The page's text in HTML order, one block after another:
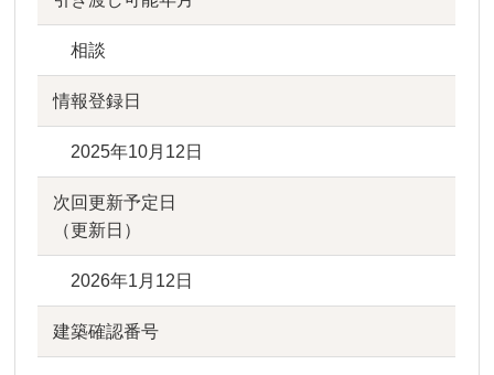
相談
情報登録日
2025年10月12日
次回更新予定日
（更新日）
2026年1月12日
建築確認番号